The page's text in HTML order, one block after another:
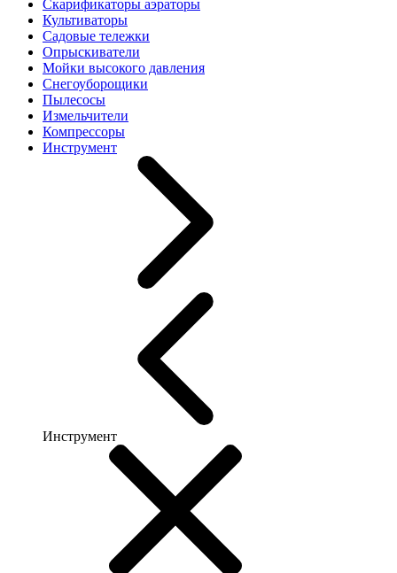
Скарификаторы аэраторы
Культиваторы
Садовые тележки
Опрыскиватели
Мойки высокого давления
Снегоуборощики
Пылесосы
Измельчители
Компрессоры
Инструмент
Инструмент